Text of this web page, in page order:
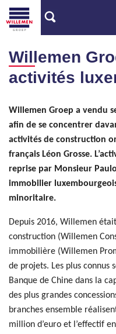
Willemen
activités
Willemen Groep a vendu
afin de se concentrer
activités de construction
français Léon Grosse.
reprise par Monsieur
immobilier
minoritaire.
Depuis 2016, Willemen
construction (Willemen
immobilière (Willemen
de projets. Les plus connus
Banque de Chine dans la
des plus grandes
branches ensemble
million d’euro et l’effectif